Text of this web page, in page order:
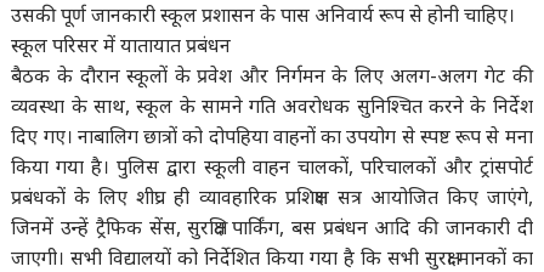
उसकी पूर्ण जानकारी स्कूल प्रशासन के पास अनिवार्य रूप से होनी चाहिए।
स्कूल परिसर में यातायात प्रबंधन
बैठक के दौरान स्कूलों के प्रवेश और निर्गमन के लिए अलग-अलग गेट की
व्यवस्था के साथ, स्कूल के सामने गति अवरोधक सुनिश्चित करने के निर्देश
दिए गए। नाबालिग छात्रों को दोपहिया वाहनों का उपयोग से स्पष्ट रूप से मना
किया गया है। पुलिस द्वारा स्कूली वाहन चालकों, परिचालकों और ट्रांसपोर्ट
प्रबंधकों के लिए शीघ्र ही व्यावहारिक प्रशिक्षण सत्र आयोजित किए जाएंगे,
जिनमें उन्हें ट्रैफिक सेंस, सुरक्षित पार्किंग, बस प्रबंधन आदि की जानकारी दी
जाएगी। सभी विद्यालयों को निर्देशित किया गया है कि सभी सुरक्षा मानकों का